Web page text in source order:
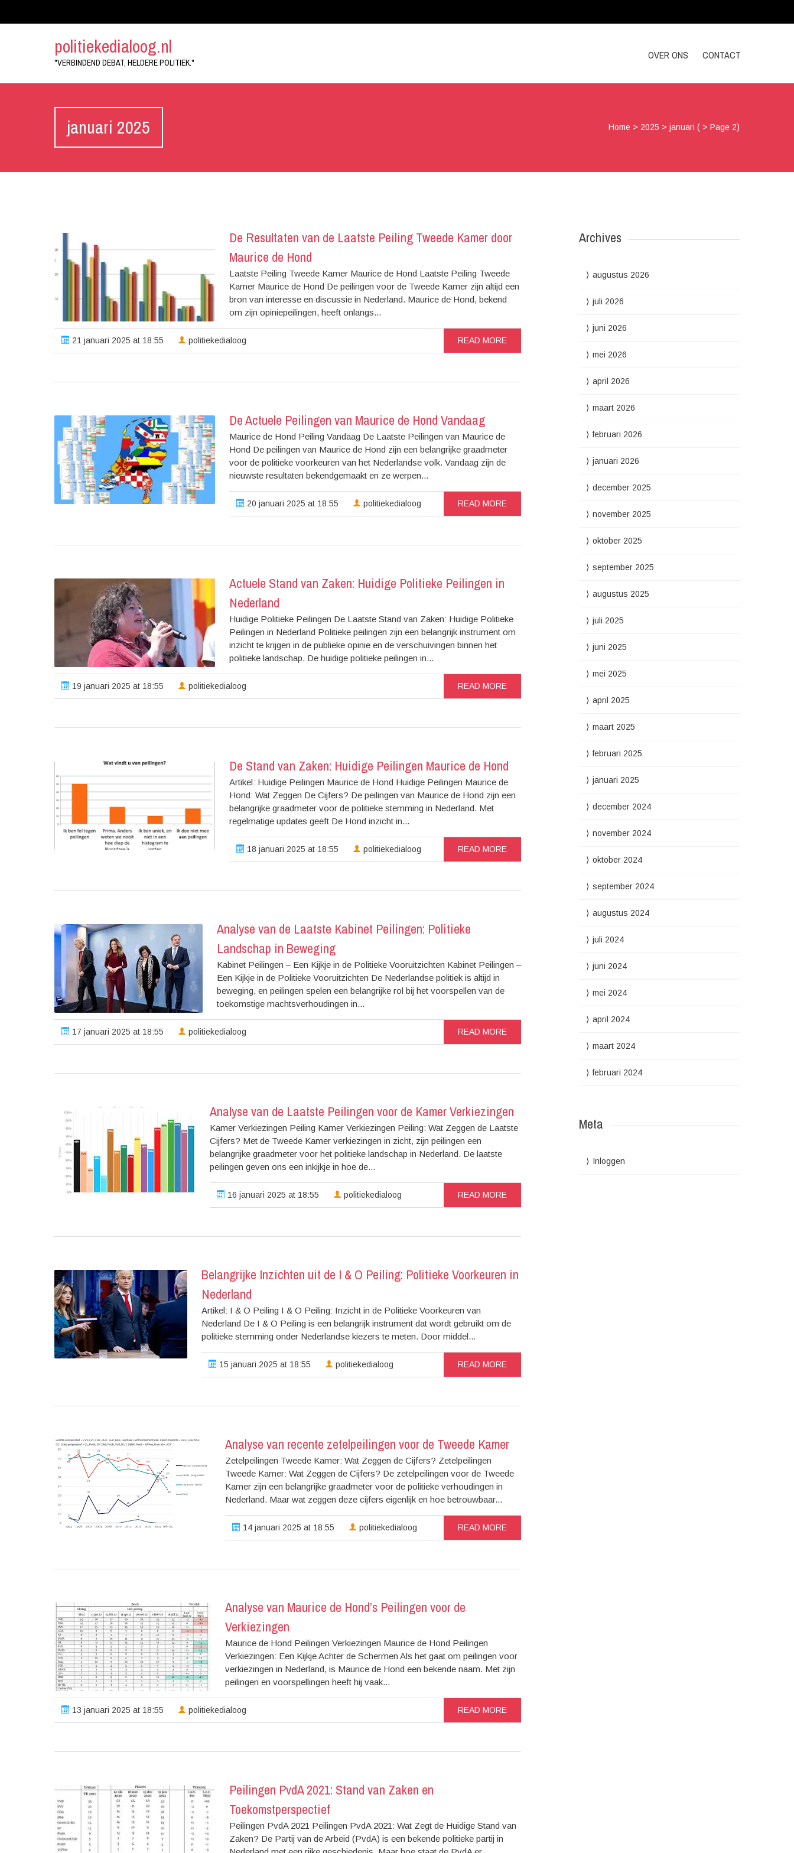
politiekedialoog.nl
"VERBINDEND DEBAT, HELDERE POLITIEK."
OVER ONS CONTACT
januari 2025 Home > 2025 >januari ( > Page 2)
De Resultaten van de Laatste Peiling Tweede Kamer door
Maurice de Hond
Laatste Peiling Tweede Kamer Maurice de Hond Laatste Peiling Tweede
Kamer Maurice de Hond De peilingen voor de Tweede Kamer zijn altijd een
bron van interesse en discussie in Nederland. Maurice de Hond, bekend
om zijn opiniepeilingen, heeft onlangs...
21 januari 2025 at 18:55 politiekedialoog READ MORE
De Actuele Peilingen van Maurice de Hond Vandaag
Maurice de Hond Peiling Vandaag De Laatste Peilingen van Maurice de
Hond De peilingen van Maurice de Hond zijn een belangrijke graadmeter
voor de politieke voorkeuren van het Nederlandse volk. Vandaag zijn de
nieuwste resultaten bekendgemaakt en ze werpen...
20 januari 2025 at 18:55 politiekedialoog READ MORE
Actuele Stand van Zaken: Huidige Politieke Peilingen in
Nederland
Huidige Politieke Peilingen De Laatste Stand van Zaken: Huidige Politieke
Peilingen in Nederland Politieke peilingen zijn een belangrijk instrument om
inzicht te krijgen in de publieke opinie en de verschuivingen binnen het
politieke landschap. De huidige politieke peilingen in...
19 januari 2025 at 18:55 politiekedialoog READ MORE
De Stand van Zaken: Huidige Peilingen Maurice de Hond
Artikel: Huidige Peilingen Maurice de Hond Huidige Peilingen Maurice de
Hond: Wat Zeggen De Cijfers? De peilingen van Maurice de Hond zijn een
belangrijke graadmeter voor de politieke stemming in Nederland. Met
regelmatige updates geeft De Hond inzicht in...
18 januari 2025 at 18:55 politiekedialoog READ MORE
Analyse van de Laatste Kabinet Peilingen: Politieke
Landschap in Beweging
Kabinet Peilingen – Een Kijkje in de Politieke Vooruitzichten Kabinet Peilingen –
Een Kijkje in de Politieke Vooruitzichten De Nederlandse politiek is altijd in
beweging, en peilingen spelen een belangrijke rol bij het voorspellen van de
toekomstige machtsverhoudingen in...
17 januari 2025 at 18:55 politiekedialoog READ MORE
Analyse van de Laatste Peilingen voor de Kamer Verkiezingen
Kamer Verkiezingen Peiling Kamer Verkiezingen Peiling: Wat Zeggen de Laatste
Cijfers? Met de Tweede Kamer verkiezingen in zicht, zijn peilingen een
belangrijke graadmeter voor het politieke landschap in Nederland. De laatste
peilingen geven ons een inkijkje in hoe de...
16 januari 2025 at 18:55 politiekedialoog READ MORE
Belangrijke Inzichten uit de I & O Peiling: Politieke Voorkeuren in
Nederland
Artikel: I & O Peiling I & O Peiling: Inzicht in de Politieke Voorkeuren van
Nederland De I & O Peiling is een belangrijk instrument dat wordt gebruikt om de
politieke stemming onder Nederlandse kiezers te meten. Door middel...
15 januari 2025 at 18:55 politiekedialoog READ MORE
Analyse van recente zetelpeilingen voor de Tweede Kamer
Zetelpeilingen Tweede Kamer: Wat Zeggen de Cijfers? Zetelpeilingen
Tweede Kamer: Wat Zeggen de Cijfers? De zetelpeilingen voor de Tweede
Kamer zijn een belangrijke graadmeter voor de politieke verhoudingen in
Nederland. Maar wat zeggen deze cijfers eigenlijk en hoe betrouwbaar...
14 januari 2025 at 18:55 politiekedialoog READ MORE
Analyse van Maurice de Hond’s Peilingen voor de
Verkiezingen
Maurice de Hond Peilingen Verkiezingen Maurice de Hond Peilingen
Verkiezingen: Een Kijkje Achter de Schermen Als het gaat om peilingen voor
verkiezingen in Nederland, is Maurice de Hond een bekende naam. Met zijn
peilingen en voorspellingen heeft hij vaak...
13 januari 2025 at 18:55 politiekedialoog READ MORE
Peilingen PvdA 2021: Stand van Zaken en
Toekomstperspectief
Peilingen PvdA 2021 Peilingen PvdA 2021: Wat Zegt de Huidige Stand van
Zaken? De Partij van de Arbeid (PvdA) is een bekende politieke partij in
Archives
augustus 2026
juli 2026
juni 2026
mei 2026
april 2026
maart 2026
februari 2026
januari 2026
december 2025
november 2025
oktober 2025
september 2025
augustus 2025
juli 2025
juni 2025
mei 2025
april 2025
maart 2025
februari 2025
januari 2025
december 2024
november 2024
oktober 2024
september 2024
augustus 2024
juli 2024
juni 2024
mei 2024
april 2024
maart 2024
februari 2024
Meta
Inloggen